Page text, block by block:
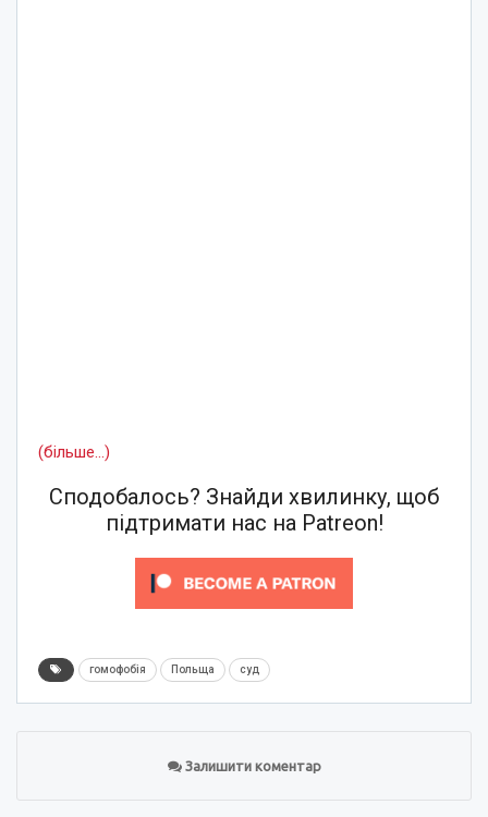
(більше…)
Сподобалось? Знайди хвилинку, щоб
підтримати нас на Patreon!
гомофобія Польща суд
Залишити коментар